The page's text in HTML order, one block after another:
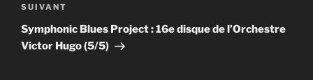
Article
suivant
SUIVANT
Symphonic Blues Project : 16e disque de l’Orchestre
Victor Hugo (5/5)